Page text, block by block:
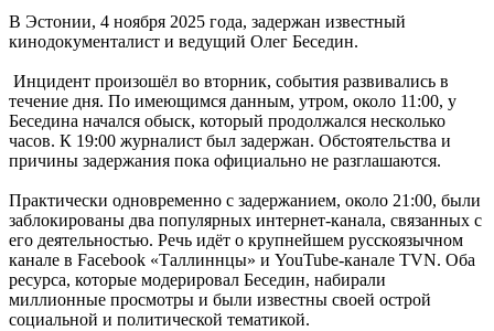
В Эстонии, 4 ноября 2025 года, задержан известный
кинодокументалист и ведущий Олег Беседин.
Инцидент произошёл во вторник, события развивались в
течение дня. По имеющимся данным, утром, около 11:00, у
Беседина начался обыск, который продолжался несколько
часов. К 19:00 журналист был задержан. Обстоятельства и
причины задержания пока официально не разглашаются.
Практически одновременно с задержанием, около 21:00, были
заблокированы два популярных интернет-канала, связанных с
его деятельностью. Речь идёт о крупнейшем русскоязычном
канале в Facebook «Таллиннцы» и YouTube-канале TVN. Оба
ресурса, которые модерировал Беседин, набирали
миллионные просмотры и были известны своей острой
социальной и политической тематикой.